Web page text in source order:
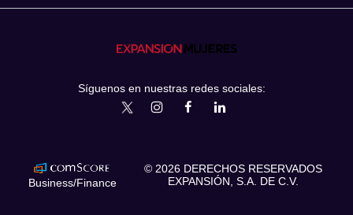
Síguenos en nuestras redes sociales:
expansionmxExpansionMex
Business/Finance
© 2026 DERECHOS RESERVADOS
EXPANSIÓN, S.A. DE C.V.